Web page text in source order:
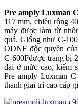
Pre amply Luxman
117 mm, chiều rộng
máy được làm từ
quả. Giống như C-
ODNF độc quyền
C-600Fđược trang bị
đại ở mức cao, kiểm
Pre amply Luxman
thanh giải trí cao cấp